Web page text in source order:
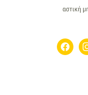
facebook